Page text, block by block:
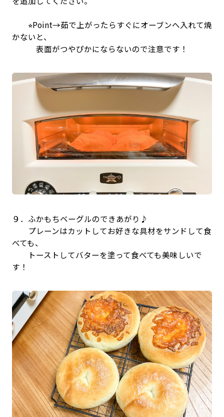
⭐︎Point→茹で上がったらすぐにオーブンへ入れて焼
かないと、
表面がつやぴかにならないので注意です！
９．ふかもちベーグルのできあがり♪
プレーンはカットしてお好きな具材をサンドして食
べても、
トーストしてバターを塗って食べても美味しいで
す！